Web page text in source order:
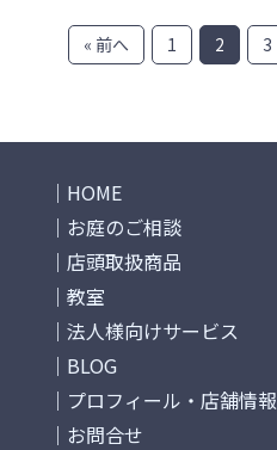
« 前へ 1 2 3
HOME
お庭のご相談
店頭取扱商品
教室
法人様向けサービス
BLOG
プロフィール・店舗情報
お問合せ